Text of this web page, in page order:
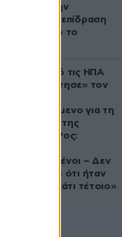
δέχονται την
ευεργετική επίδραση
του Δία από το
Ζευγάρι από τις ΗΠΑ
που «υιοθέτησε» τον
κατηγορούμενο για τη
δολοφονία της
Ελίζαμπεθ Ρος:
συντετριμμένοι – Δεν
έδειξε ποτέ ότι ήταν
ικανός για κάτι τέτοιο»